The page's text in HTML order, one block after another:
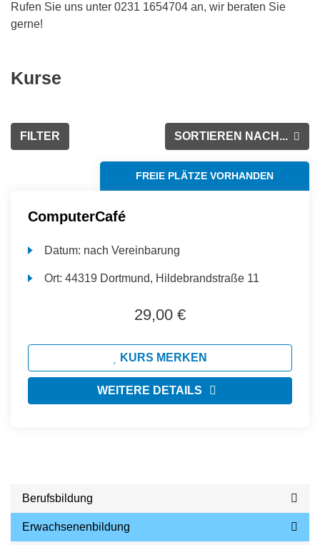
Rufen Sie uns unter 0231 1654704 an, wir beraten Sie
gerne!
Kurse
SORTIEREN NACH...
FILTER
FREIE PLÄTZE VORHANDEN
ComputerCafé
Datum: nach Vereinbarung
Ort:44319 Dortmund, Hildebrandstraße 11
29,00 €
KURS MERKEN
WEITERE DETAILS
Berufsbildung
Erwachsenenbildung